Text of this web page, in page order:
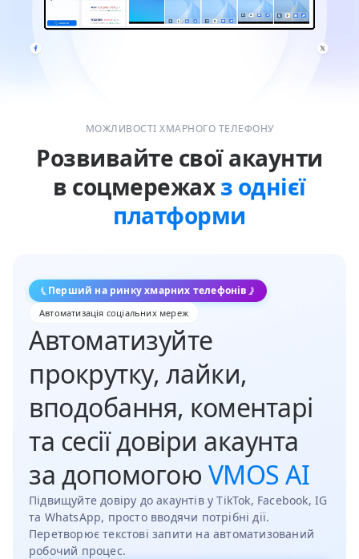
МОЖЛИВОСТІ ХМАРНОГО ТЕЛЕФОНУ
Розвивайте свої акаунти
в соцмережахз однієї
платформи
Перший на ринку хмарних телефонів
Автоматизація соціальних мереж
Автоматизуйте
прокрутку, лайки,
вподобання, коментарі
та сесії довіри акаунта
за допомогою VMOS AI
Підвищуйте довіру до акаунтів у TikTok, Facebook, IG
та WhatsApp, просто вводячи потрібні дії.
Перетворює текстові запити на автоматизований
робочий процес.